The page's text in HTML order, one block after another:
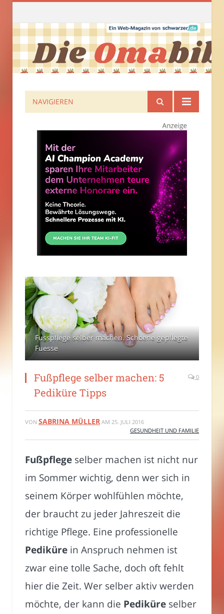
NAVIGIEREN
Fusspflege selber machen. Schoene gepflegte
Fuesse
Fußpflege selber machen: 5
Pediküre Tipps
0
VON SABRINA MÜLLER AM 25. JULI 2016
GESUNDHEIT UND FAMILIE
Fußpflege selber machen ist nicht nur
im Sommer wichtig, denn wer sich in
seinem Körper wohlfühlen möchte,
der braucht zu jeder Jahreszeit die
richtige Pflege. Eine professionelle
Pediküre in Anspruch nehmen ist
zwar eine tolle Sache, doch oft fehlt
hier die Zeit. Wer selber aktiv werden
möchte, der kann die Pediküre selber